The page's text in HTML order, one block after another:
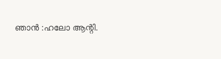
ഞാൻ :ഹലോ ആന്റി.